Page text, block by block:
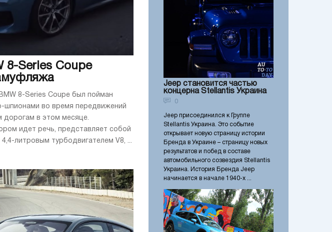
8-Series Coupe
8-Series Coupe был пойман
шпионами во время передвижений
в этом месяце.
идет речь, представляет собой
литровым турбодвигателем V8, ...
Jeep становится частью
концерна Stellantis Украина
0
Jeep присоединился к Группе
Stellantis Украина. Это событие
открывает новую страницу истории
Бренда в Украине – страницу новых
результатов и побед в составе
автомобильного созвездия Stellantis
Украина. История Бренда Jeep
начинается в начале 1940-х ...